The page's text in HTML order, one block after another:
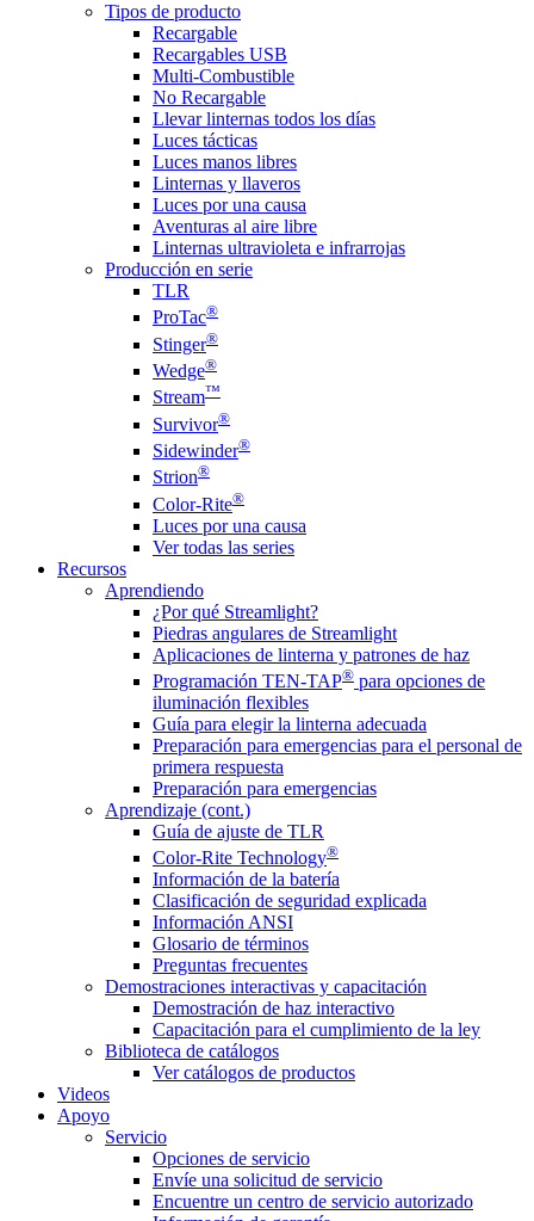
Tipos de producto
Recargable
Recargables USB
Multi-Combustible
No Recargable
Llevar linternas todos los días
Luces tácticas
Luces manos libres
Linternas y llaveros
Luces por una causa
Aventuras al aire libre
Linternas ultravioleta e infrarrojas
Producción en serie
TLR
ProTac®
Stinger®
Wedge®
Stream™
Survivor®
Sidewinder®
Strion®
Color-Rite®
Luces por una causa
Ver todas las series
Recursos
Aprendiendo
¿Por qué Streamlight?
Piedras angulares de Streamlight
Aplicaciones de linterna y patrones de haz
Programación TEN-TAP® para opciones de
iluminación flexibles
Guía para elegir la linterna adecuada
Preparación para emergencias para el personal de
primera respuesta
Preparación para emergencias
Aprendizaje (cont.)
Guía de ajuste de TLR
Color-Rite Technology®
Información de la batería
Clasificación de seguridad explicada
Información ANSI
Glosario de términos
Preguntas frecuentes
Demostraciones interactivas y capacitación
Demostración de haz interactivo
Capacitación para el cumplimiento de la ley
Biblioteca de catálogos
Ver catálogos de productos
Videos
Apoyo
Servicio
Opciones de servicio
Envíe una solicitud de servicio
Encuentre un centro de servicio autorizado